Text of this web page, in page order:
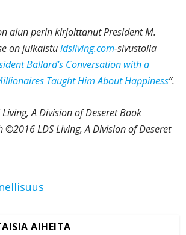
alun perin kirjoittanut President M.
on julkaistuldsliving.com-sivustolla
Ballard’s Conversation with a
Taught Him About Happiness”.
A Division of Deseret Book
©2016 LDS Living, A Division of Deseret